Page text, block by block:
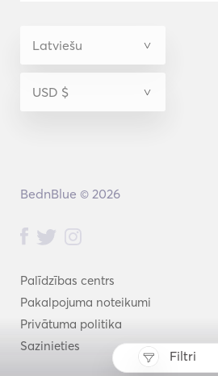
Filtri
Palīdzības centrs
Pakalpojuma noteikumi
Privātuma politika
Sazinieties
BednBlue © 2026